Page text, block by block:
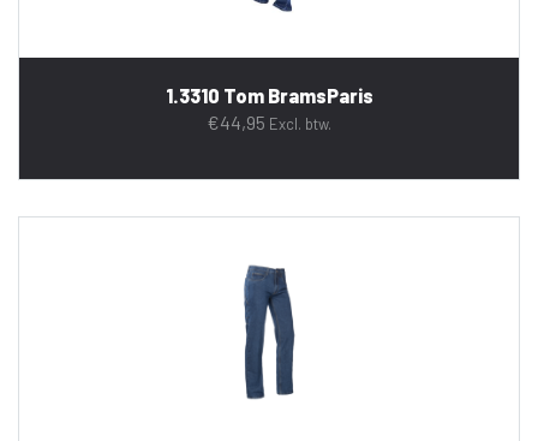
1.3310 Tom BramsParis
€44,95 Excl. btw.